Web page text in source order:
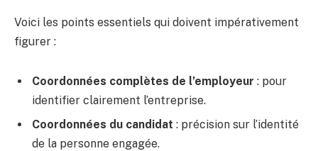
Voici les points essentiels qui doivent impérativement
figurer :
Coordonnées complètes de l’employeur : pour
identifier clairement l’entreprise.
Coordonnées du candidat : précision sur l’identité
de la personne engagée.